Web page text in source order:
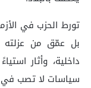
تورط الحزب في
بل عمّق من عزلته
داخلية، وأثار
سياسات لا تصب